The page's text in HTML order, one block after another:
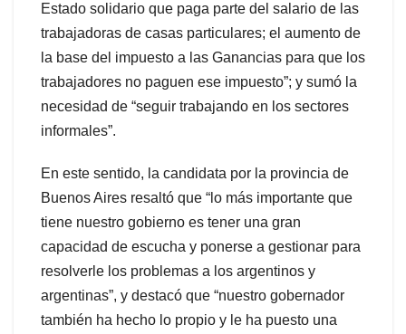
Estado solidario que paga parte del salario de las
trabajadoras de casas particulares; el aumento de
la base del impuesto a las Ganancias para que los
trabajadores no paguen ese impuesto”; y sumó la
necesidad de “seguir trabajando en los sectores
informales”.
En este sentido, la candidata por la provincia de
Buenos Aires resaltó que “lo más importante que
tiene nuestro gobierno es tener una gran
capacidad de escucha y ponerse a gestionar para
resolverle los problemas a los argentinos y
argentinas”, y destacó que “nuestro gobernador
también ha hecho lo propio y le ha puesto una